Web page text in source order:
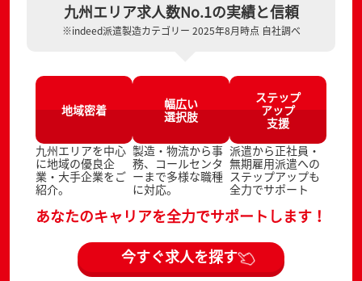
九州エリア求人数No.1の実績と信頼
※indeed派遣製造カテゴリー 2025年8月時点 自社調べ
地域密着
九州エリアを中心
に地域の優良企
業・大手企業をご
紹介。
幅広い
選択肢
製造・物流から事
務、コールセンタ
ーまで多様な職種
に対応。
ステップ
アップ
支援
派遣から正社員・
無期雇用派遣への
ステップアップも
全力でサポート
あなたのキャリアを全力でサポートします！
今すぐ求人を探す